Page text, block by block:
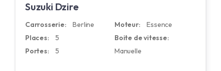
Suzuki Dzire
Carrosserie:
Berline
Places:
5
Portes:
5
Moteur:
Essence
Boite de vitesse:
Manuelle